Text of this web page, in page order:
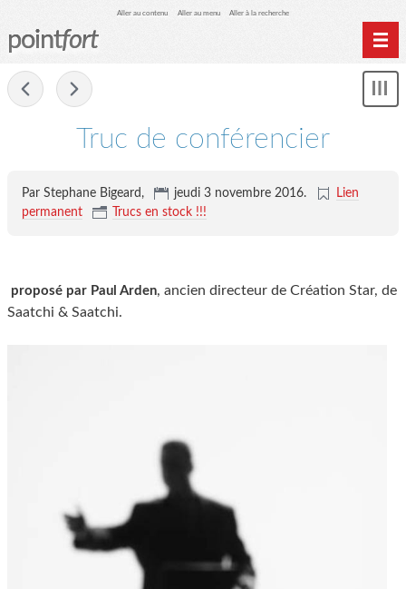
Aller au contenu Aller au menu Aller à la recherche
pointfort
Truc de conférencier
Par Stephane Bigeard, jeudi 3 novembre 2016.
Lien
permanent
Trucs en stock !!!
proposé par Paul Arden, ancien directeur de Création Star, de
Saatchi & Saatchi.